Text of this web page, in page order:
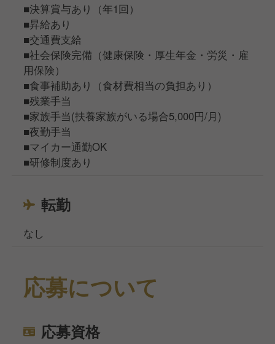
■決算賞与あり（年1回）
■昇給あり
■交通費支給
■社会保険完備（健康保険・厚生年金・労災・雇
用保険）
■食事補助あり（食材費相当の負担あり）
■残業手当
■家族手当(扶養家族がいる場合5,000円/月)
■夜勤手当
■マイカー通勤OK
■研修制度あり
転勤
なし
応募について
応募資格